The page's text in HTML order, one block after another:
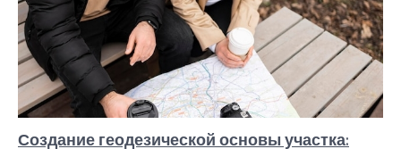
Создание геодезической основы участка: